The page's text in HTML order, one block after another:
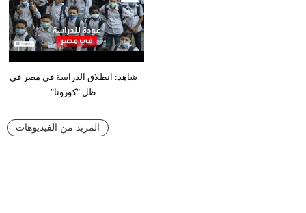
شاهد: انطلاق الدراسة في مصر في
ظل "كورونا"
المزيد من الفيديوهات